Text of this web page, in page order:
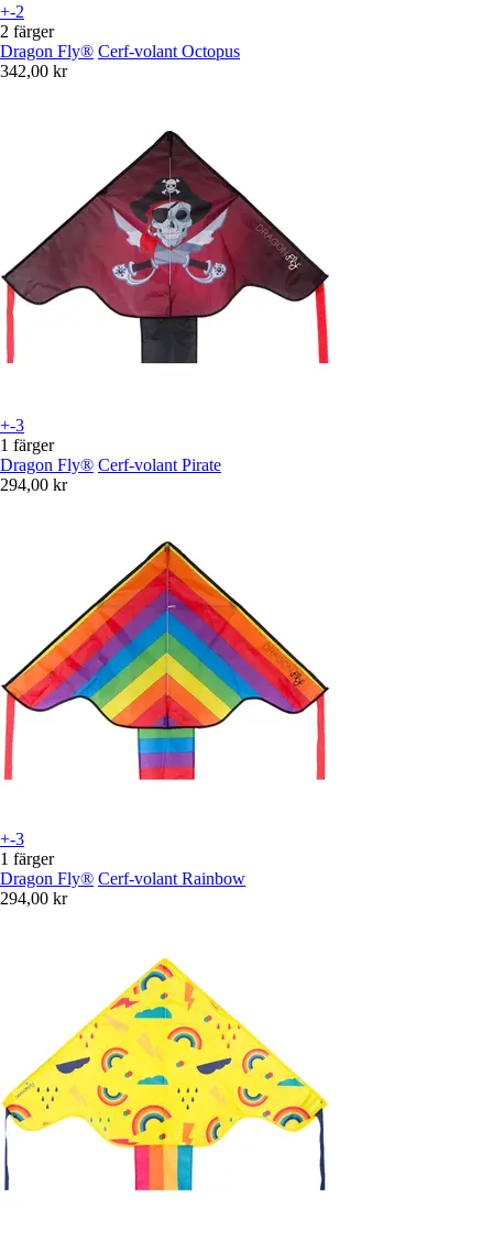
+-2
2 färger
Dragon Fly® Cerf-volant Octopus
342,00 kr
+-3
1 färger
Dragon Fly® Cerf-volant Pirate
294,00 kr
+-3
1 färger
Dragon Fly® Cerf-volant Rainbow
294,00 kr